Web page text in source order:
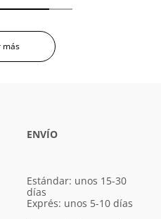
más
ENVÍO
Estándar: unos 15-30
días
Exprés: unos 5-10 días